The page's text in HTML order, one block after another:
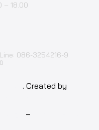
– 18.00
086-3254216-9
. Created by
–